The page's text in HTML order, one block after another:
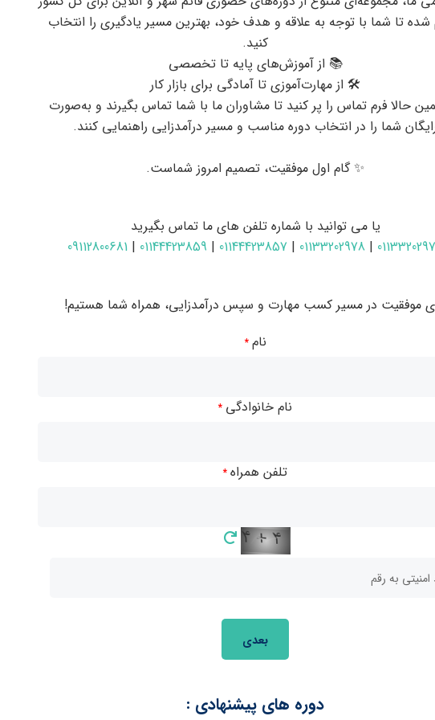
افزار موبایل در ساری و بابل
اینترنت و موبایل، نیاز به توسعه‌دهندگان وب و تعمیرکاران
در این حوزه‌ها ارائه می‌دهد، که شامل آموزش‌های
شده تا شما با توجه به علاقه و هدف خود، بهترین مسیر یادگیری را انتخاب
کنید.
📚 از آموزش‌های پایه تا تخصصی
🛠 از مهارت‌آموزی تا آمادگی برای بازار کار
حالا فرم تماس را پر کنید تا مشاوران ما با شما تماس بگیرند و به‌صورت
شما را در انتخاب دوره مناسب و مسیر درآمدزایی راهنمایی کنند.
✨ گام اول موفقیت، تصمیم امروز شماست.
یا می توانید با شماره تلفن های ما تماس بگیرید
|
01133202978
|
01144423857
|
01144423859
|
09112800681
موفقیت در مسیر کسب مهارت و سپس درآمدزایی، همراه شما هستیم!
نام *
نام خانوادگی *
تلفن همراه *
بعدی
دوره های پیشنهادی :